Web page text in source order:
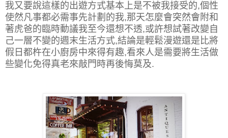
我又要說這樣的出遊方式基本上是不被我接受的,個性
使然凡事都必需事先計劃的我,那天怎麼會突然會附和
著虎爸的臨時動議我至今還想不透,或許想試著改變自
己一層不變的週末生活方式,結論是輕鬆漫遊還是比將
假日都杵在小廚房中來得有趣,看來人是需要將生活做
些變化免得真老來敲門時再後悔莫及.